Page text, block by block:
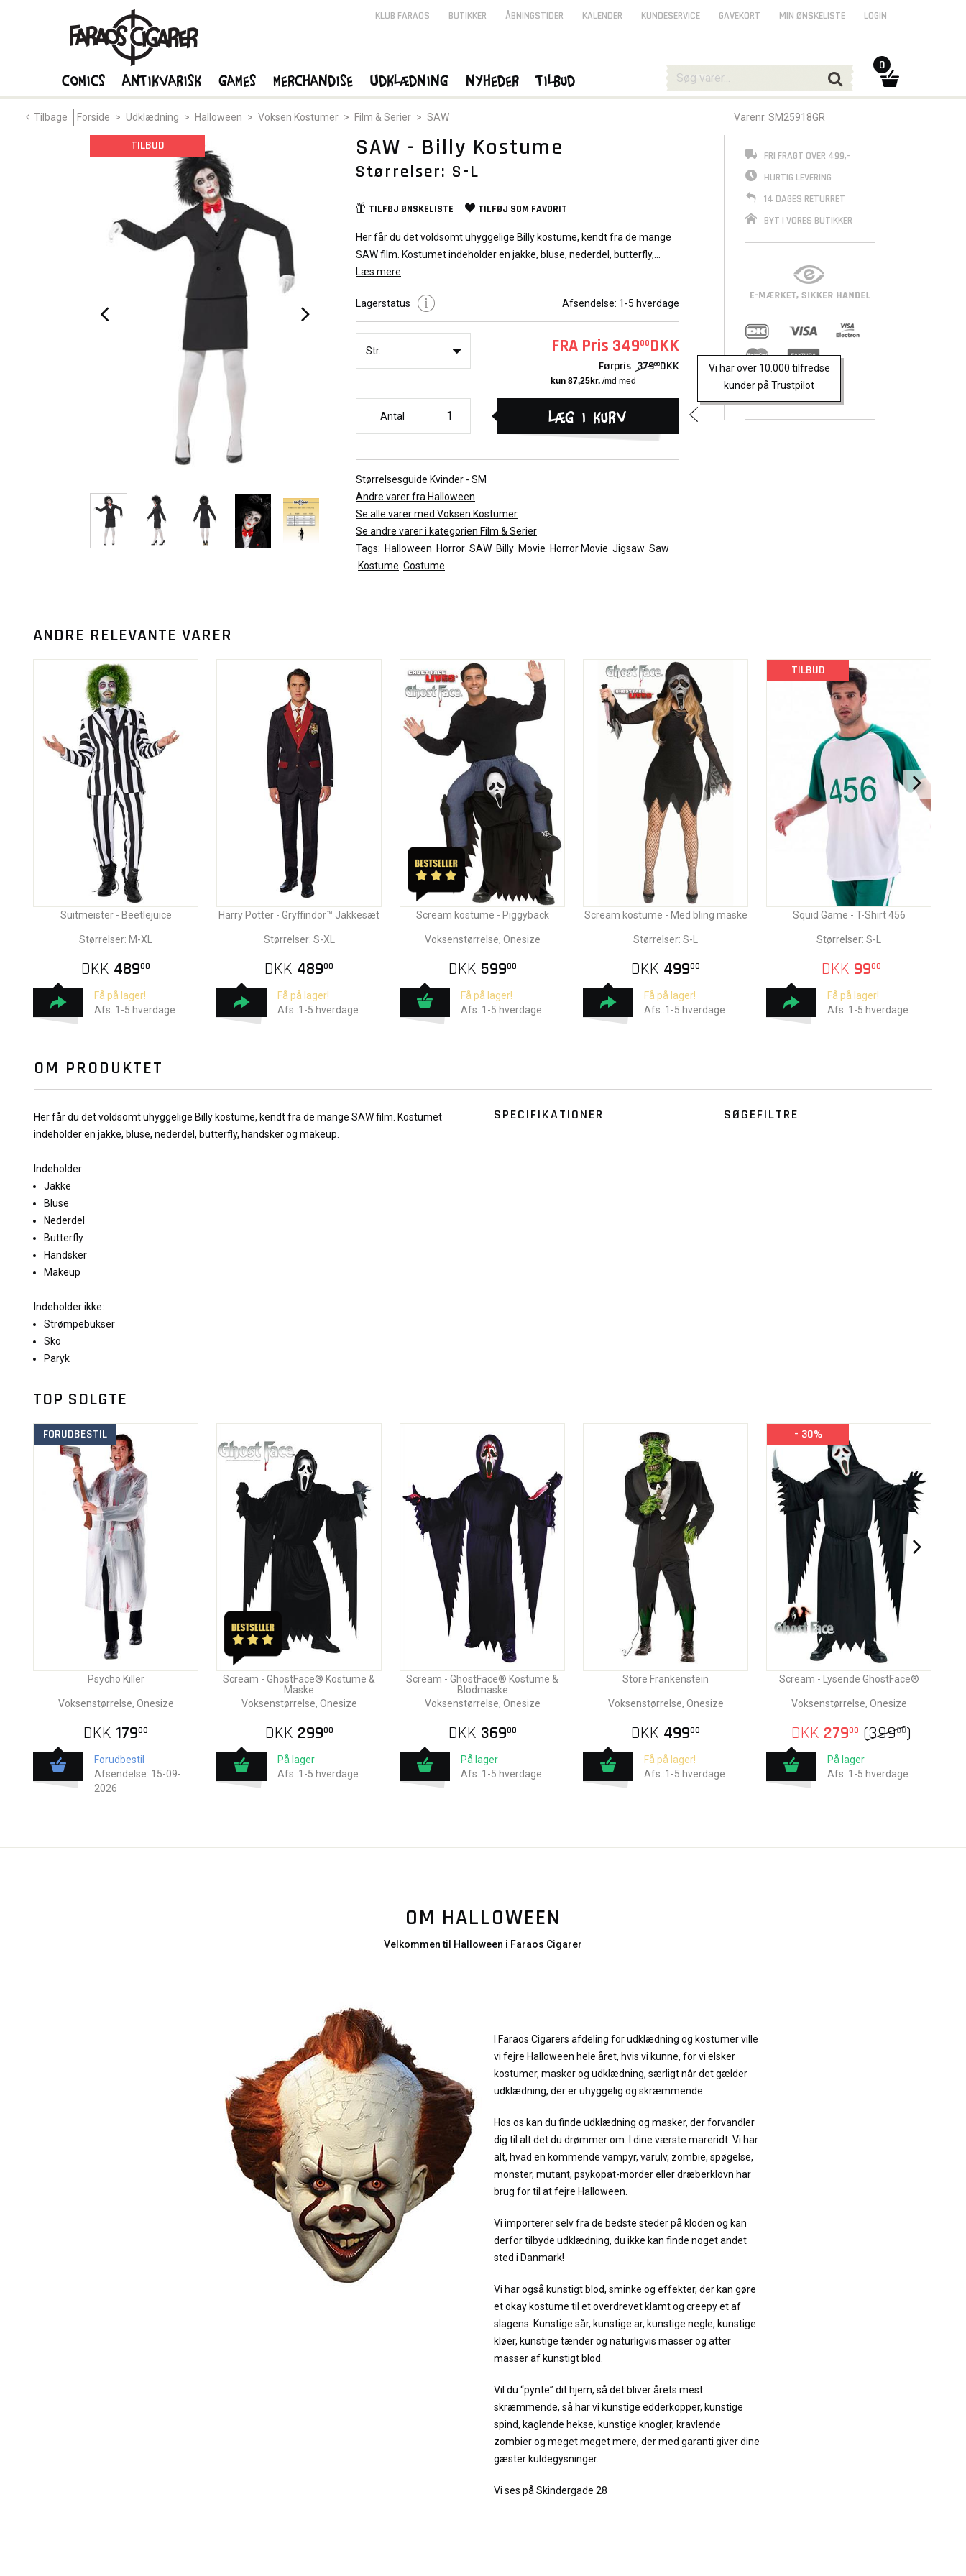
Tilbage Forside > Udklædning > Halloween > Voksen Kostumer > Film & Serier > SAW Varenr. SM25918GR
TILBUD TILBUD
SAW - Billy Kostume
Størrelser: S-L
TILFØJ ØNSKELISTE TILFØJ SOM FAVORIT
Her får du det voldsomt uhyggelige Billy kostume, kendt fra de mange
SAW film. Kostumet indeholder en jakke, bluse, nederdel, butterfly,
handsker og makeup.
Jakke
Bluse
Butterfly
Sko
Læs mere
Lagerstatus Afsendelse: 1-5 hverdage
Str. FRA Pris 34900 DKK
Førpris 37900DKK
Antal Læg i kurv
Vi har over 10.000 tilfredse
kunder på Trustpilot
Størrelsesguide Kvinder - SM
Andre varer fra Halloween
Se alle varer med Voksen Kostumer
Se andre varer i kategorien Film & Serier
Tags: Halloween Horror SAW Billy Movie Horror Movie Jigsaw Saw
Kostume Costume
FRI FRAGT OVER 499,-
HURTIG LEVERING
14 DAGES RETURRET
BYT I VORES BUTIKKER
Trustpilot
ANDRE RELEVANTE VARER
Suitmeister - Beetlejuice
Størrelser: M-XL
DKK 48900
Få på lager!
Afs.:1-5 hverdage
Harry Potter - Gryffindor™ Jakkesæt
Størrelser: S-XL
DKK 48900
Få på lager!
Afs.:1-5 hverdage
Scream kostume - Piggyback
Voksenstørrelse, Onesize
DKK 59900
Få på lager!
Afs.:1-5 hverdage
Scream kostume - Med bling maske
Størrelser: S-L
DKK 49900
Få på lager!
Afs.:1-5 hverdage
TILBUD
Squid Game - T-Shirt 456
Størrelser: S-L
DKK 9900
Få på lager!
Afs.:1-5 hverdage
OM PRODUKTET
Her får du det voldsomt uhyggelige Billy kostume, kendt fra de mange SAW film. Kostumet
indeholder en jakke, bluse, nederdel, butterfly, handsker og makeup.
Indeholder:
Jakke
Bluse
Nederdel
Butterfly
Handsker
Makeup
Indeholder ikke:
Strømpebukser
Sko
Paryk
SPECIFIKATIONER SØGEFILTRE
TOP SOLGTE
FORUDBESTIL
Psycho Killer
Voksenstørrelse, Onesize
DKK 17900
Forudbestil
Afsendelse: 15-09-
2026
Scream - GhostFace® Kostume &
Maske
Voksenstørrelse, Onesize
DKK 29900
På lager
Afs.:1-5 hverdage
Scream - GhostFace® Kostume &
Blodmaske
Voksenstørrelse, Onesize
DKK 36900
På lager
Afs.:1-5 hverdage
Store Frankenstein
Voksenstørrelse, Onesize
DKK 49900
Få på lager!
Afs.:1-5 hverdage
- 30%
Scream - Lysende GhostFace®
Voksenstørrelse, Onesize
DKK 27900 (39900)
På lager
Afs.:1-5 hverdage
OM HALLOWEEN
Velkommen til Halloween i Faraos Cigarer
I Faraos Cigarers afdeling for udklædning og kostumer ville
vi fejre Halloween hele året, hvis vi kunne, for vi elsker
kostumer, masker og udklædning, særligt når det gælder
udklædning, der er uhyggelig og skræmmende.
Hos os kan du finde udklædning og masker, der forvandler
dig til alt det du drømmer om. I dine værste mareridt. Vi har
alt, hvad en kommende vampyr, varulv, zombie, spøgelse,
monster, mutant, psykopat-morder eller dræberklovn har
brug for til at fejre Halloween.
Vi importerer selv fra de bedste steder på kloden og kan
derfor tilbyde udklædning, du ikke kan finde noget andet
sted i Danmark!
Vi har også kunstigt blod, sminke og effekter, der kan gøre
et okay kostume til et overdrevet klamt og creepy et af
slagens. Kunstige sår, kunstige ar, kunstige negle, kunstige
kløer, kunstige tænder og naturligvis masser og atter
masser af kunstigt blod.
Vil du “pynte” dit hjem, så det bliver årets mest
skræmmende, så har vi kunstige edderkopper, kunstige
spind, kaglende hekse, kunstige knogler, kravlende
zombier og meget meget mere, der med garanti giver dine
gæster kuldegysninger.
Vi ses på Skindergade 28
KLUB FARAOS BUTIKKER ÅBNINGSTIDER KALENDER KUNDESERVICE GAVEKORT MIN ØNSKELISTE LOGIN
Comics Antikvarisk Games Merchandise Udklædning Nyheder Tilbud
0